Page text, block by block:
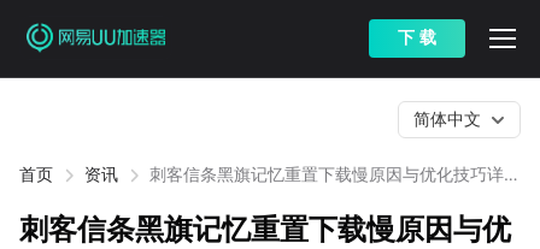
下 载
首页 资讯
刺客信条黑旗记忆重置下载慢原因与优化技巧详
简体中文
刺客信条黑旗记忆重置下载慢原因与优